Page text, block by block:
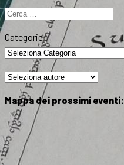
Ricerca
Categorie
Mappa dei prossimi eventi: